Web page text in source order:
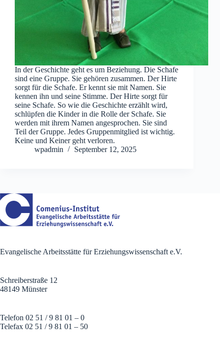
In der Geschichte geht es um Beziehung. Die Schafe
sind eine Gruppe. Sie gehören zusammen. Der Hirte
sorgt für die Schafe. Er kennt sie mit Namen. Sie
kennen ihn und seine Stimme. Der Hirte sorgt für
seine Schafe. So wie die Geschichte erzählt wird,
schlüpfen die Kinder in die Rolle der Schafe. Sie
werden mit ihrem Namen angesprochen. Sie sind
Teil der Gruppe. Jedes Gruppenmitglied ist wichtig.
Keine und Keiner geht verloren.
wpadmin
September 12, 2025
Evangelische Arbeitsstätte für Erziehungswissenschaft e.V.
Schreiberstraße 12
48149 Münster
Telefon 02 51 / 9 81 01 – 0
Telefax 02 51 / 9 81 01 – 50